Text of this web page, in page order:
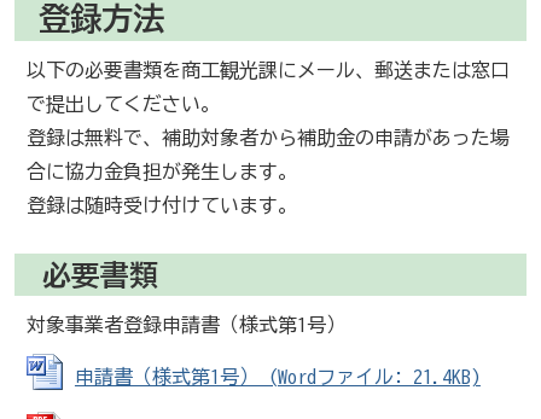
登録方法
以下の必要書類を商工観光課にメール、郵送または窓口
で提出してください。
登録は無料で、補助対象者から補助金の申請があった場
合に協力金負担が発生します。
登録は随時受け付けています。
必要書類
対象事業者登録申請書（様式第1号）
申請書（様式第1号） (Wordファイル: 21.4KB)